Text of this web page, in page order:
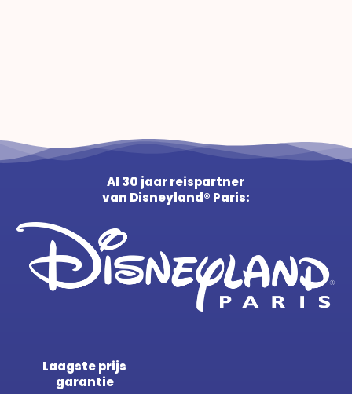
Al 30 jaar reispartner
van Disneyland® Paris:
Laagste prijs
garantie